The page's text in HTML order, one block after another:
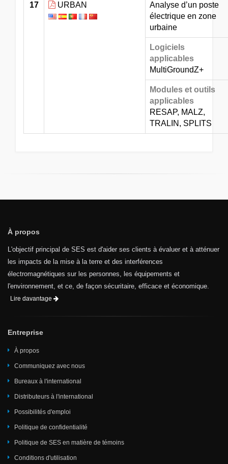
17 URBAN
Analyse d’un poste
électrique en zone
urbaine
Logiciels
applicables
MultiGroundZ+
Modules et outils
applicables
RESAP, MALZ,
TRALIN, SPLITS
À propos
L'objectif principal de SES est d'aider ses clients à évaluer et à atténuer
les impacts de la mise à la terre et des interférences
électromagnétiques sur les personnes, les équipements et
l'environnement, et ce, de façon sécuritaire, efficace et économique.
Lire davantage
Entreprise
À propos
Communiquez avec nous
Bureaux à l'international
Distributeurs à l'international
Possibilités d'emploi
Politique de confidentialité
Politique de SES en matière de témoins
Conditions d'utilisation